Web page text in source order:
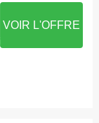
VOIR L'OFFRE